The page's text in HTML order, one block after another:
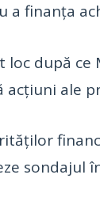
finanța
după
acțiuni ale
sondajul